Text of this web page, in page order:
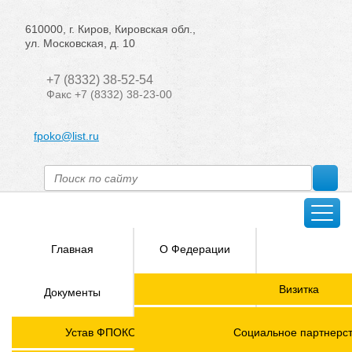
610000, г. Киров, Кировская обл.,
ул. Московская, д. 10
+7 (8332) 38-52-54
Факс +7 (8332) 38-23-00
fpoko@list.ru
Главная О Федерации
Визитка
Документы
Устав ФПОКО с изменениями от 2026 года
Социальное
Членские